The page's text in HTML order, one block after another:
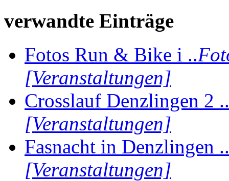
verwandte Einträge
Fotos Run & Bike i ..
[Veranstaltungen]
Crosslauf Denzlingen 2 ..
[Veranstaltungen]
Fasnacht in Denzlingen ..
[Veranstaltungen]